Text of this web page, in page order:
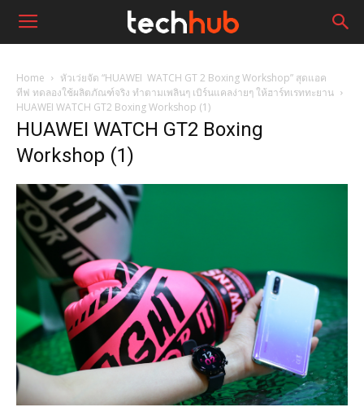
Home
หัวเว่ยจัด “HUAWEI WATCH GT 2 Boxing Workshop” สุดแอค
ทีฟ ทดลองใช้ผลิตภัณฑ์จริง ทำตามเพลินๆ เบิร์นแคลง่ายๆ ให้ฮาร์ทเรททะยาน
HUAWEI WATCH GT2 Boxing Workshop (1)
HUAWEI WATCH GT2 Boxing
Workshop (1)